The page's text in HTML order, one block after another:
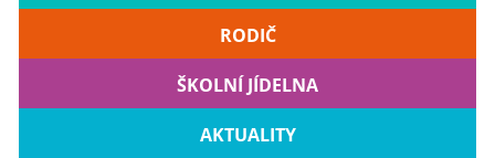
RODIČ
ŠKOLNÍ JÍDELNA
AKTUALITY